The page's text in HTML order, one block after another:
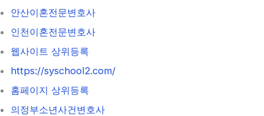
안산이혼전문변호사
인천이혼전문변호사
웹사이트 상위등록
https://syschool2.com/
홈페이지 상위등록
의정부소년사건변호사